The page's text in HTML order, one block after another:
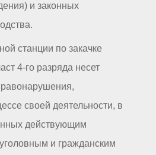
и законных
станции по закачке
4-го разряда несет
своей деятельности, в
действующим
и гражданским